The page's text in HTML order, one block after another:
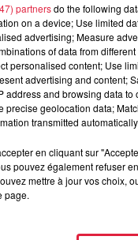
pour aider le club
avoir joué au plus
comme l'un des
Coteaux où le choc
perdu le contrôle
relative avant de
partnersdo the following
on a device; Use limited
advertising; Measure
of data from
personalised content; Use
advertising and content;
address and browsing data
precise geolocation data;
transmitted automatically.
en cliquant sur
pouvez également refuser
mettre à jour vos choix,
page.